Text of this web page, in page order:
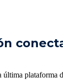
última plataforma